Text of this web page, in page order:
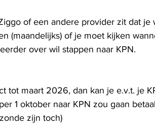
of een andere provider zit dat
(maandelijks) of je moet kijken
over wil stappen naar KPN.
tot maart 2026, dan kan je e.v.t. je
1 oktober naar KPN zou gaan
zijn toch)